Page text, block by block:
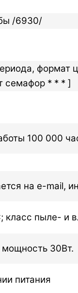
/6930/
семафор * * * ]
100 000
на e-mail,
пыле- и
мощность 30Вт.
питания